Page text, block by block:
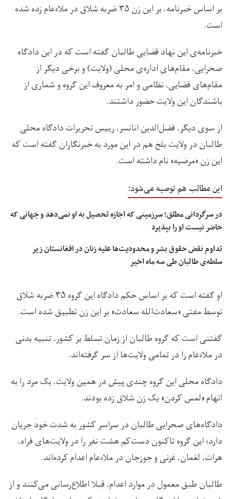
بر اساس خبرنامه، بر این زن ۳۵ ضربه شلاق در ملاءعام زده شده
است.
خبرنامه‌ی این نهاد قضایی طالبان گفته است که در این دادگاه
صحرایی، مقام‌های اداره‌ی محلی (ولایت) و برخی دیگر از
مقام‌های قضایی، نظامی و امر به معروف این گروه و شماری از
باشندگان این ولایت حضور داشتند.
از سوی دیگر، فضل‌الدین انانسر، رییس تحریرات دادگاه محلی
طالبان در ولایت بلخ هم در این مورد به خبرنگاران گفته است که
این زن «مرضیه» نام داشته است.
این مطالب هم توصیه می‌شود:
در سرگردانی مطلق؛ سرزمینی که اجازه تحصیل به او نمی‌دهد و جهانی که
حاضر نیست او را بپذیرد
تداوم نقض حقوق بشر و محدودیت‌ها علیه زنان در افغانستان زیر
سلطه‌ی طالبان طی سه ماه اخیر
او گفته است که بر اساس حکم دادگاه این گروه ۳۵ ضربه شلاق
توسط مفتی «سعادت‌الله سعادت» بر این زن تطبیق شده است.
گفتنی است که گروه طالبان از زمان تسلط بر کشور، تنبیه بدنی
در ملاءعام را در تمامی‌ ولایت‌ها از سر گرفته‌اند.
دادگاه محلی این گروه چندی پیش در همین ولایت، یک مرد را به
اتهام «لمس کردن» یک زن شلاق زده بودند.
دادگاه‌های صحرایی طالبان در سراسر کشور به شدت خود جریان
دارد؛ این گروه تاکنون دست‌کم هشت نفر را در ولایت‌های فراه،
هرات، لغمان، غزنی و جوزجان در ملاءعام اعدام کرده‌اند.
طالبان طبق معمول در موارد اعدام، قبلا اطلاع‌رسانی می‌کنند و از